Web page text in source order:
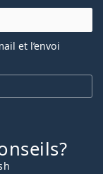
et l’envoi